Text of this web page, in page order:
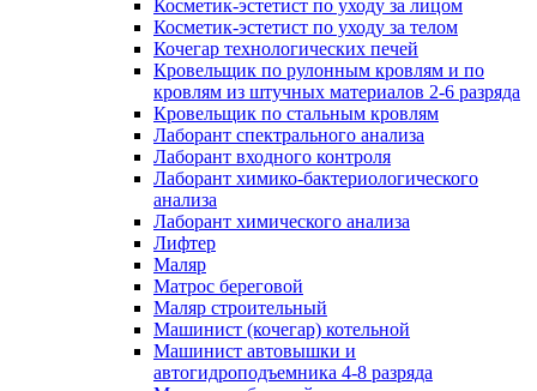
Косметик-эстетист по уходу за лицом
Косметик-эстетист по уходу за телом
Кочегар технологических печей
Кровельщик по рулонным кровлям и по
кровлям из штучных материалов 2-6 разряда
Кровельщик по стальным кровлям
Лаборант спектрального анализа
Лаборант входного контроля
Лаборант химико-бактериологического
анализа
Лаборант химического анализа
Лифтер
Маляр
Матрос береговой
Маляр строительный
Машинист (кочегар) котельной
Машинист автовышки и
автогидроподъемника 4-8 разряда